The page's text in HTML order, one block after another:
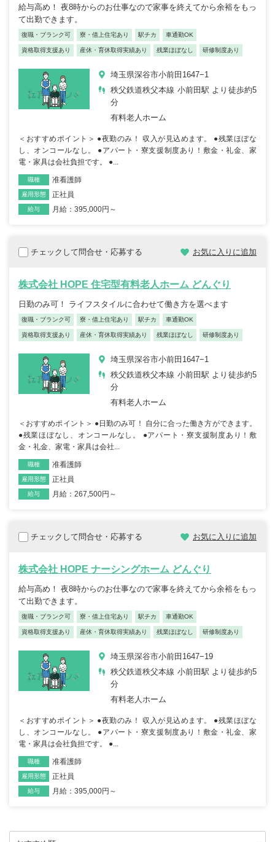
給与高め！ 夜8時からのお仕事なので家事を終えてから余裕をもっ
て出勤できます。
復職・ブランク可 寮・借上住宅あり 駅チカ 車通勤OK
資格取得支援あり 産休・育休取得実績あり 残業ほぼなし 研修制度あり
埼玉県深谷市小前田1647−1
秩父鉄道秩父本線 小前田駅 より徒歩約5
分
有料老人ホーム
＜おすすめポイント＞ ●夜勤のみ！ 収入が見込めます。 ●残業ほぼな
し、オンコールなし。 ●アパート・寮支援制度あり！敷金・礼金、家
電・家具は会社負担です。 ●...
職種 准看護師
雇用形態 正社員
給与 月給：395,000円～
チェックして問合せ・応募する お気に入りに追加
株式会社 HOPE 住宅型有料老人ホーム どんぐり
日勤のみ可！ ライフスタイルに合わせて働き方を選べます
復職・ブランク可 寮・借上住宅あり 駅チカ 車通勤OK
資格取得支援あり 産休・育休取得実績あり 残業ほぼなし 研修制度あり
埼玉県深谷市小前田1647−1
秩父鉄道秩父本線 小前田駅 より徒歩約5
分
有料老人ホーム
＜おすすめポイント＞ ●日勤のみ可！ 自分に合った働き方ができます。
●残業ほぼなし、オンコールなし。 ●アパート・寮支援制度あり！敷
金・礼金、家電・家具は会社...
職種 准看護師
雇用形態 正社員
給与 月給：267,500円～
チェックして問合せ・応募する お気に入りに追加
株式会社 HOPE ナーシングホーム どんぐり
給与高め！ 夜8時からのお仕事なので家事を終えてから余裕をもっ
て出勤できます。
復職・ブランク可 寮・借上住宅あり 駅チカ 車通勤OK
資格取得支援あり 産休・育休取得実績あり 残業ほぼなし 研修制度あり
埼玉県深谷市小前田1647−19
秩父鉄道秩父本線 小前田駅 より徒歩約5
分
有料老人ホーム
＜おすすめポイント＞ ●夜勤のみ！ 収入が見込めます。 ●残業ほぼな
し、オンコールなし。 ●アパート・寮支援制度あり！敷金・礼金、家
電・家具は会社負担です。 ●...
職種 准看護師
雇用形態 正社員
給与 月給：395,000円～